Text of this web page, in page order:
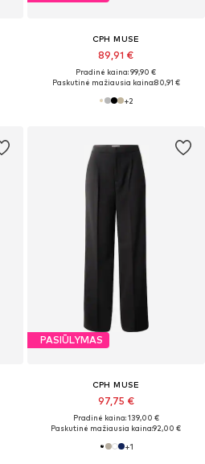
CPH MUSE
89,91 €
Pradinė kaina: 99,90 €
Paskutinė mažiausia kaina:80,91 €
+2
PASIŪLYMAS
CPH MUSE
97,75 €
Pradinė kaina: 139,00 €
Paskutinė mažiausia kaina:92,00 €
+1